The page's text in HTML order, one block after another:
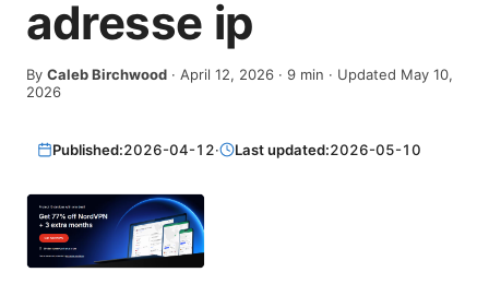
adresse ip
By Caleb Birchwood · April 12, 2026 · 9 min · Updated May 10,
2026
Published:2026-04-12· Last updated:2026-05-10